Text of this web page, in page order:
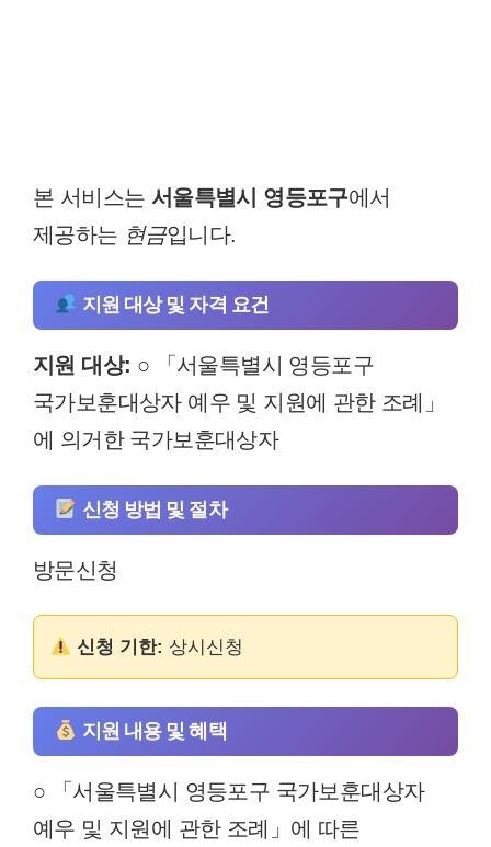
본 서비스는 서울특별시 영등포구에서
제공하는 현금입니다.
지원 대상 및 자격 요건
지원 대상: ○ 「서울특별시 영등포구
국가보훈대상자 예우 및 지원에 관한 조례」
에 의거한 국가보훈대상자
신청 방법 및 절차
방문신청
신청 기한: 상시신청
지원 내용 및 혜택
○ 「서울특별시 영등포구 국가보훈대상자
예우 및 지원에 관한 조례」에 따른